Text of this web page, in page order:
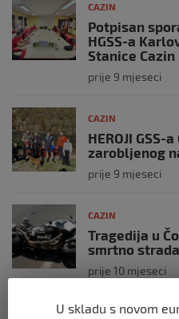
CAZIN
Potpisan
HGSS-a
Stanice Cazin
prije 9 mjeseci
CAZIN
HEROJI GSS-
zarobljenog
prije 9 mjeseci
CAZIN
Tragedija u
smrtno
prije 10 mjeseci
CAZIN
U skladu s novom